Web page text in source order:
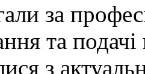
за
та подачі
з